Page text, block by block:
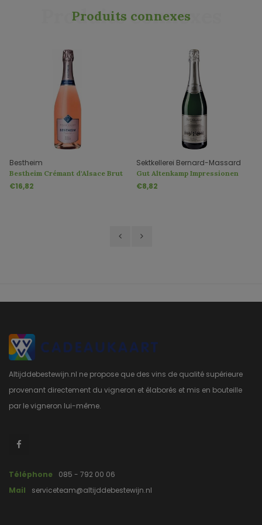
Produits connexes
Produits connexes
Bestheim
Bestheim Crémant d'Alsace Brut
Rosé
€16,82
Sektkellerei Bernard-Massard
Gut Altenkamp Impressionen
Sekt trocken
€8,82
Altijddebestewijn.nl ne propose que des vins de qualité supérieure
provenant directement du vigneron et élaborés et mis en bouteille
par le vigneron lui-même.
Téléphone
085 - 792 00 06
Mail
serviceteam@altijddebestewijn.nl